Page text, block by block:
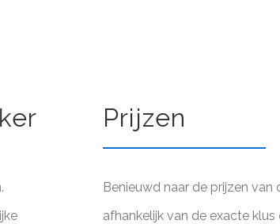
Prijzen
Benieuwd naar de prijzen
afhankelijk van de exacte